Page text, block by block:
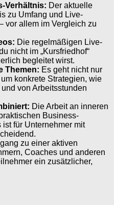
Verhältnis: Der aktuelle
zu Umfang und Live-
vor allem im Vergleich zu
Die regelmäßigen Live-
nicht im „Kursfriedhof“
begleitet wirst.
Themen: Es geht nicht nur
konkrete Strategien, wie
von Arbeitsstunden
Die Arbeit an inneren
Business-
für Unternehmer mit
zu einer aktiven
Coaches und anderen
ein zusätzlicher,